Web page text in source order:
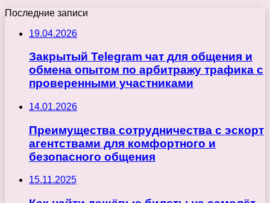
Последние записи
19.04.2026
Закрытый Telegram чат для общения и
обмена опытом по арбитражу трафика с
проверенными участниками
14.01.2026
Преимущества сотрудничества с эскорт
агентствами для комфортного и
безопасного общения
15.11.2025